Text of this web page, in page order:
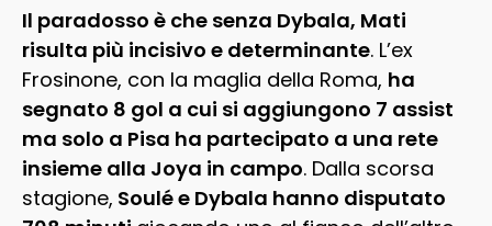
Il paradosso è che senza Dybala, Mati
risulta più incisivo e determinante. L’ex
Frosinone, con la maglia della Roma, ha
segnato 8 gol a cui si aggiungono 7 assist
ma solo a Pisa ha partecipato a una rete
insieme alla Joya in campo. Dalla scorsa
stagione, Soulé e Dybala hanno disputato